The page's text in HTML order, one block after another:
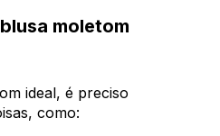
moletom
ideal, é preciso
como: